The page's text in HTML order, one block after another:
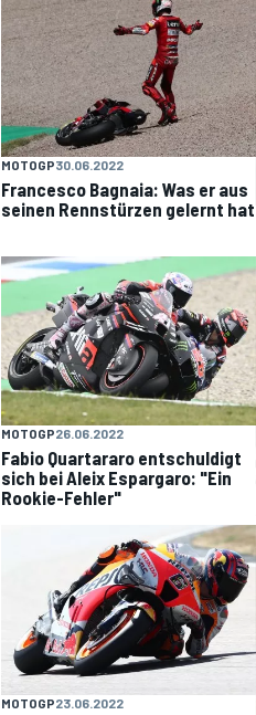
MOTOGP30.06.2022
Francesco Bagnaia: Was er aus
seinen Rennstürzen gelernt hat
MOTOGP26.06.2022
Fabio Quartararo entschuldigt
sich bei Aleix Espargaro: "Ein
Rookie-Fehler"
MOTOGP23.06.2022